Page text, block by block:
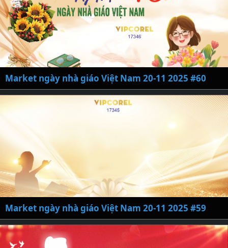
Market ngày nhà giáo Việt Nam 20-11 2025 #60
Market ngày nhà giáo Việt Nam 20-11 2025 #59